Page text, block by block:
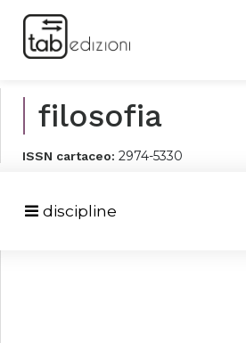
filosofia
ISSN cartaceo: 2974-5330
discipline